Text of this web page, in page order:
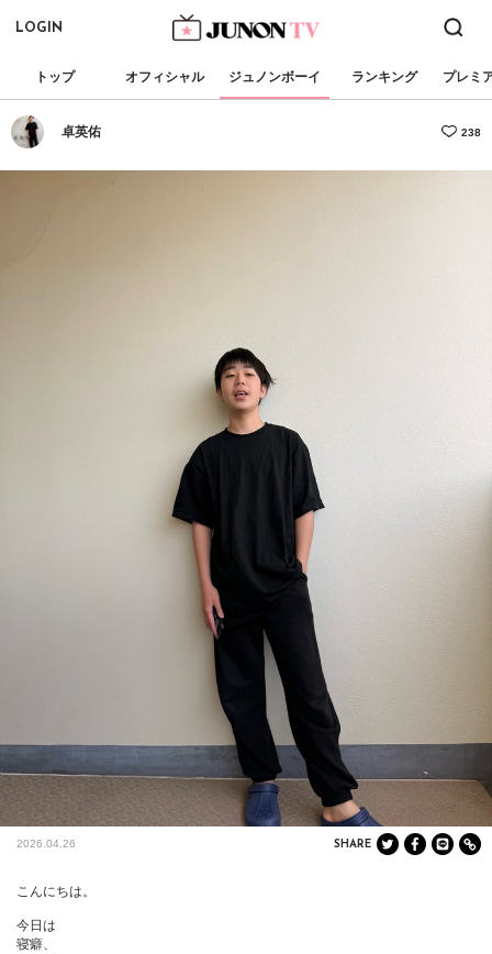
LOGIN
トップ オフィシャル ジュノンボーイ ランキング プレミ
卓英佑 238
2026.04.26 SHARE
こんにちは。
今日は
寝癖、